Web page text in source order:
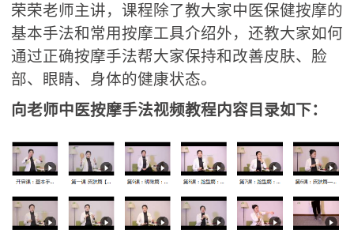
荣荣老师主讲，课程除了教大家中医保健按摩的
基本手法和常用按摩工具介绍外，还教大家如何
通过正确按摩手法帮大家保持和改善皮肤、脸
部、眼睛、身体的健康状态。
向老师中医按摩手法视频教程内容目录如下：